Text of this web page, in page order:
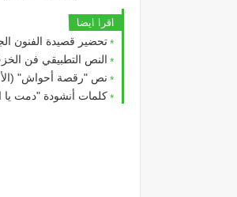
اقرا ايضا
تحضير قصيدة الفنون
النص التطبيقي فن
نص "رقصة أحواش"
كلمات أنشودة "دمت يا